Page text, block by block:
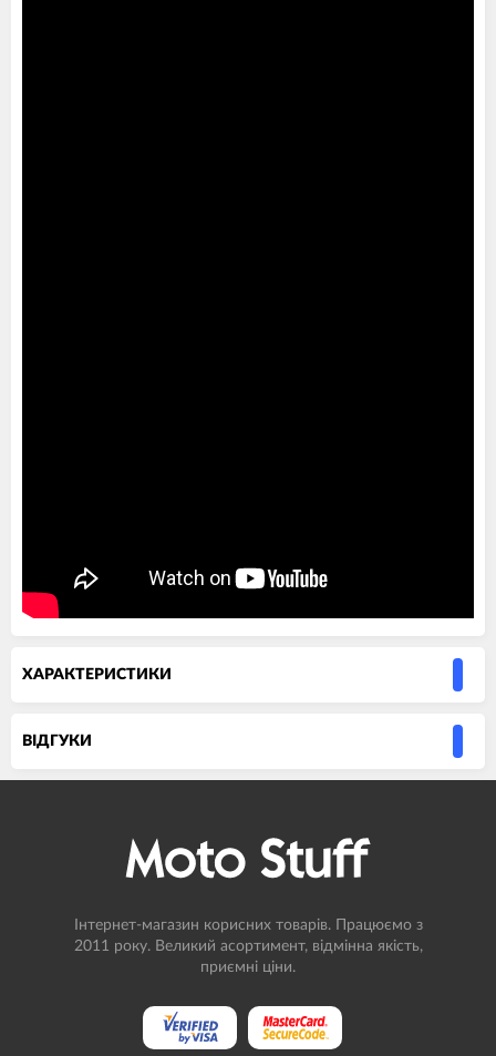
ХАРАКТЕРИСТИКИ
ВIДГУКИ
Інтернет-магазин корисних товарів. Працюємо з
2011 року. Великий асортимент, відмінна якість,
приємні ціни.